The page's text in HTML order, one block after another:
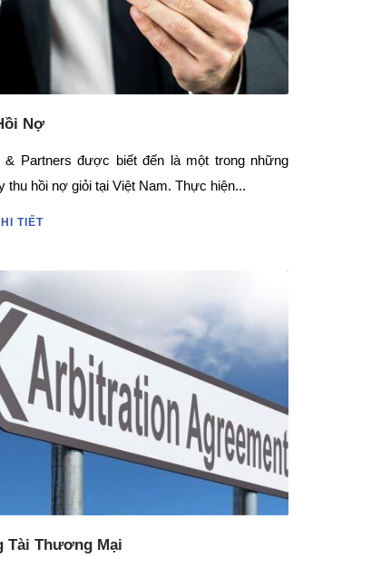
Nợ
& Partners được biết đến là một trong những
thu hồi nợ giỏi tại Việt Nam. Thực hiện...
TIẾT
Tài Thương Mại